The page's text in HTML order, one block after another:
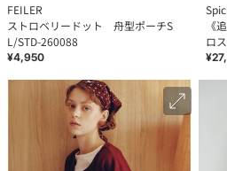
FEILER
ストロベリードット 舟型ポーチS
L/STD-260088
¥4,950
《
ロ